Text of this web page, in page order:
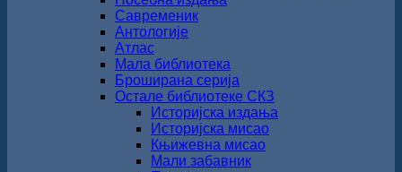
Савременик
Антологије
Атлас
Мала библиотека
Броширана серија
Остале библиотеке СКЗ
Историјска издања
Историјска мисао
Књижевна мисао
Мали забавник